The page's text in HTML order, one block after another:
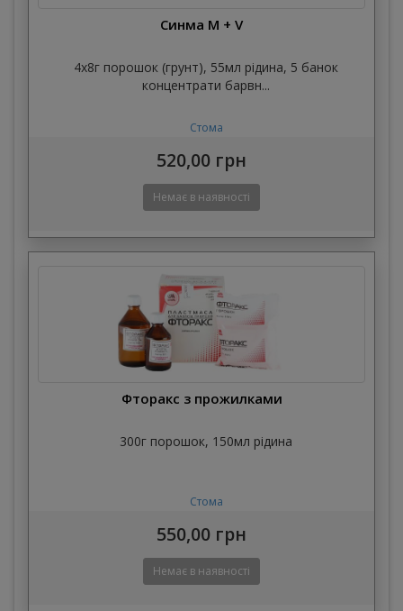
Синма M + V
4х8г порошок (грунт), 55мл рідина, 5 банок
концентрати барвн...
Стома
520,00 грн
Фторакс з прожилками
300г порошок, 150мл рідина
Стома
550,00 грн